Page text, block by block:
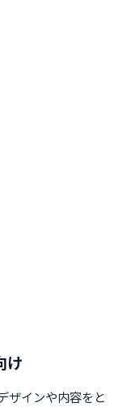
け
ザインや内容をと